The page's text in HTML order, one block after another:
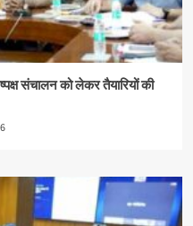
संचालन को लेकर तैयारियों की